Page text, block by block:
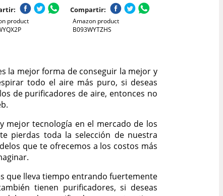
product
Compartir:
Amazon product
B093WYTZHS
la mejor forma de conseguir la mejor y
todo el aire más puro, si deseas
de purificadores de aire, entonces no
mejor tecnología en el mercado de los
pierdas toda la selección de nuestra
que te ofrecemos a los costos más
que lleva tiempo entrando fuertemente
tienen purificadores, si deseas